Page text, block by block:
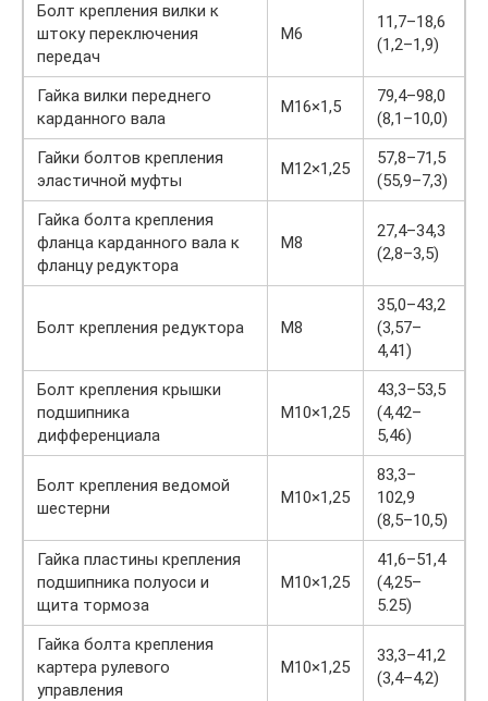
Болт крепления вилки к
штоку переключения
передач
М6
11,7–18,6
(1,2–1,9)
Гайка вилки переднего
карданного вала
М16×1,5
79,4–98,0
(8,1–10,0)
Гайки болтов крепления
эластичной муфты
М12×1,25
57,8–71,5
(55,9–7,3)
Гайка болта крепления
фланца карданного вала к
фланцу редуктора
М8
27,4–34,3
(2,8–3,5)
Болт крепления редуктора М8
35,0–43,2
(3,57–
4,41)
Болт крепления крышки
подшипника
дифференциала
М10×1,25
43,3–53,5
(4,42–
5,46)
Болт крепления ведомой
шестерни
М10×1,25
83,3–
102,9
(8,5–10,5)
Гайка пластины крепления
подшипника полуоси и
щита тормоза
М10×1,25
41,6–51,4
(4,25–
5.25)
Гайка болта крепления
картера рулевого
управления
М10×1,25
33,3–41,2
(3,4–4,2)